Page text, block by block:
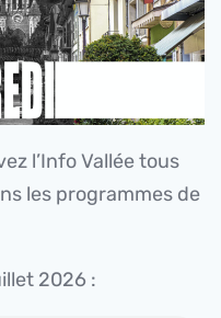
l’Info Vallée tous
les programmes de
2026 :